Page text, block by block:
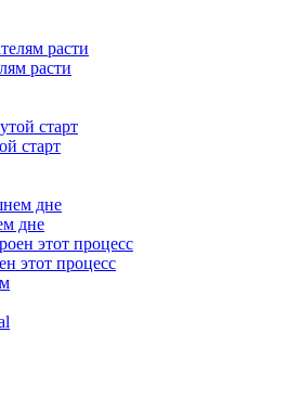
расти
старт
дне
этот процесс